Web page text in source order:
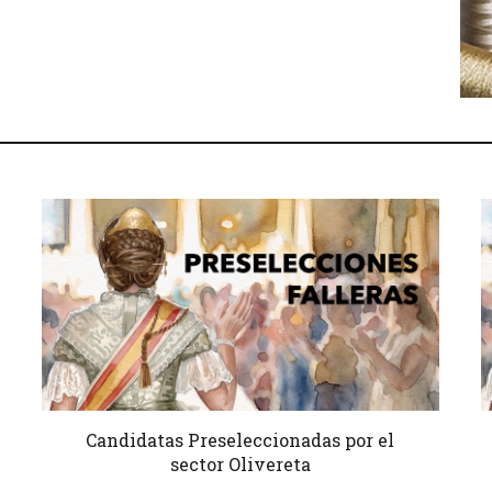
Candidatas Preseleccionadas por el
sector Olivereta